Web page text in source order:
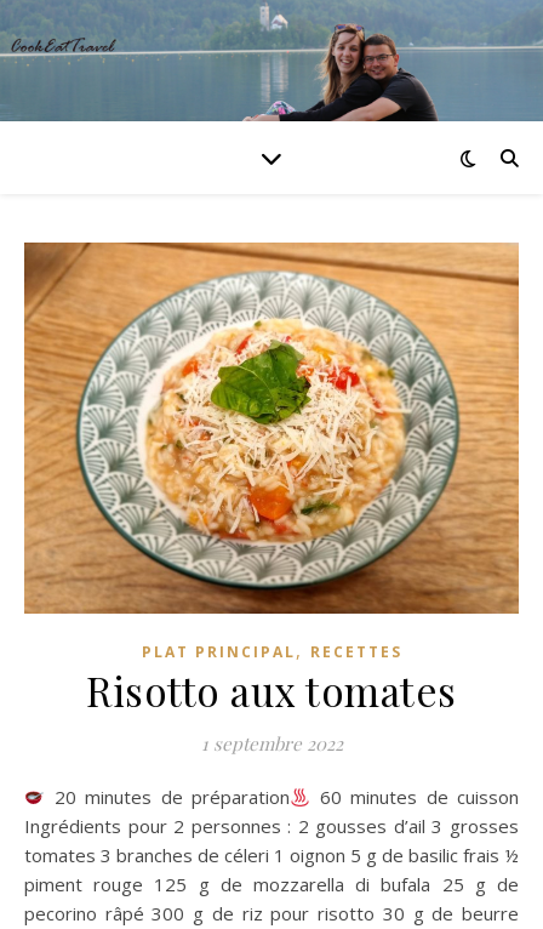
PLAT PRINCIPAL, RECETTES
Risotto aux tomates
1 septembre 2022
20 minutes de préparation
60 minutes de cuisson
Ingrédients pour 2 personnes : 2 gousses d’ail 3 grosses
tomates 3 branches de céleri 1 oignon 5 g de basilic frais ½
piment rouge 125 g de mozzarella di bufala 25 g de
pecorino râpé 300 g de riz pour risotto 30 g de beurre